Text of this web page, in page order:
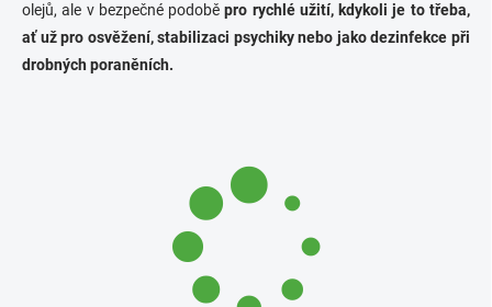
olejů, ale v bezpečné podoběpro rychlé užití, kdykoli je to třeba,
ať už pro osvěžení, stabilizaci psychiky nebo jako dezinfekce při
drobných poraněních.